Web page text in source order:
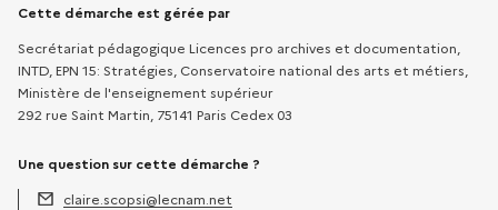
Informations sur la démarche
Cette démarche est gérée par
Secrétariat pédagogique Licences pro archives et documentation,
INTD, EPN 15: Stratégies, Conservatoire national des arts et métiers,
Ministère de l'enseignement supérieur
292 rue Saint Martin, 75141 Paris Cedex 03
Une question sur cette démarche ?
claire.scopsi@lecnam.net